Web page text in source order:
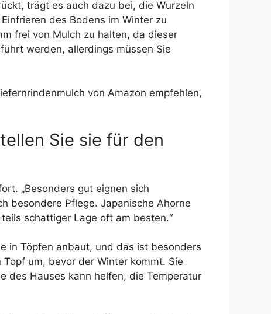
trägt es auch dazu bei, die Wurzeln
des Bodens im Winter zu
frei von Mulch zu halten, da dieser
werden, allerdings müssen Sie
von Amazon empfehlen,
Sie sie für den
„Besonders gut eignen sich
besondere Pflege. Japanische Ahorne
schattiger Lage oft am besten.“
in Töpfen anbaut, und das ist besonders
um, bevor der Winter kommt. Sie
des Hauses kann helfen, die Temperatur